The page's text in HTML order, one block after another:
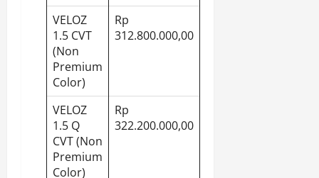
VELOZ
1.5 CVT
(Non
Premium
Color)
Rp
312.800.000,00
VELOZ
1.5 Q
CVT (Non
Premium
Color)
Rp
322.200.000,00